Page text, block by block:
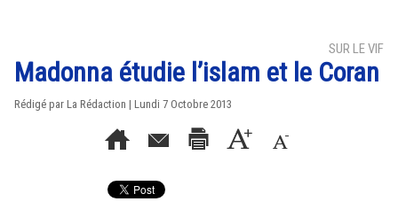
SUR LE VIF
Madonna étudie l’islam et le Coran
Rédigé par La Rédaction | Lundi 7 Octobre 2013